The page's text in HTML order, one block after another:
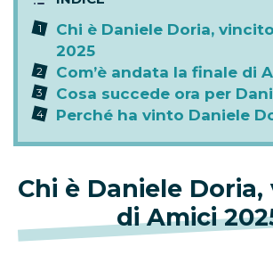
Chi è Daniele Doria,
2025
Com’è andata la finale di
Cosa succede ora per
Perché ha vinto Daniele
Chi è Daniele
di Amici